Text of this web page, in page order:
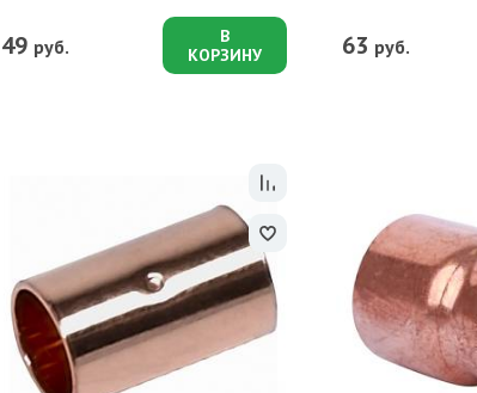
49 руб.
В
КОРЗИНУ
63 руб.